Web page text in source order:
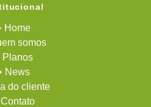
Home
somos
Planos
News
do cliente
Contato